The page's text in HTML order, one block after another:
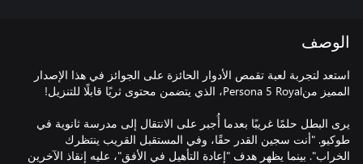
الوصف
استعد لتجربة لعبة تقمص الأدوار الحائزة على الجوائز في هذا الإصدار
يرى البطل حلمًا غريبًا بعدما أُجبر على الانتقال إلى مدرسة ثانوية في
طوكيو. "أنت سجين القدر حقًا، وفي المستقبل القريب ينتظرك
الخراب". بينما يظهر هدف "إعادة التأهيل في الأفق"، عليه إنقاذ الآخرين